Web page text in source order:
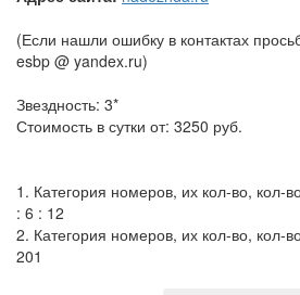
(Если нашли ошибку в контактах
esbp @ yandex.ru)
Звездность: 3*
Стоимость в сутки от: 3250 руб.
1. Категория номеров, их кол-во, кол-
: 6 : 12
2. Категория номеров, их кол-во, кол-
201